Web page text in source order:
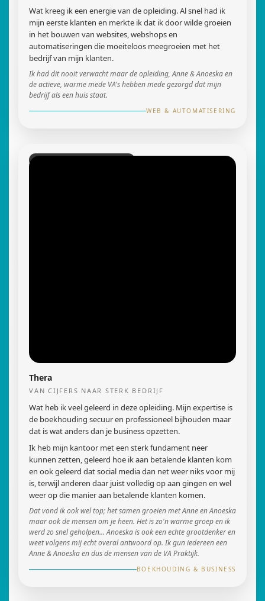
Wat kreeg ik een energie van de opleiding. Al snel had ik
mijn eerste klanten en merkte ik dat ik door wilde groeien
in het bouwen van websites, webshops en
automatiseringen die moeiteloos meegroeien met het
bedrijf van mijn klanten.
Ik had dit nooit verwacht maar de opleiding, Anne & Anoeska en
de actieve, warme mede VA's hebben mede gezorgd dat mijn
bedrijf als een huis staat.
WEB & AUTOMATISERING
BOEKHOUDING & BUSINESS
Thera
VAN CIJFERS NAAR STERK BEDRIJF
Wat heb ik veel geleerd in deze opleiding. Mijn expertise is
de boekhouding secuur en professioneel bijhouden maar
dat is wat anders dan je business opzetten.
Ik heb mijn kantoor met een sterk fundament neer
kunnen zetten, geleerd hoe ik aan betalende klanten kom
en ook geleerd dat social media dan net weer niks voor mij
is, terwijl anderen daar juist volledig op aan gingen en wel
weer op die manier aan betalende klanten komen.
Dat vond ik ook wel top; het samen groeien met Anne en Anoeska
maar ook de mensen om je heen. Het is zo'n warme groep en ik
werd zo snel geholpen... Anoeska is ook een echte grootdenker en
weet volgens mij echt overal antwoord op. Ik gun iedereen een
Anne & Anoeska en dus de mensen van de VA Praktijk.
BOEKHOUDING & BUSINESS